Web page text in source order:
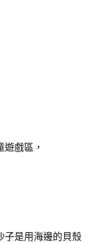
戲區，
子是用海邊的貝殼